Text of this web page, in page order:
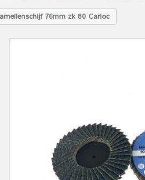
76mm zk 80 Carloc